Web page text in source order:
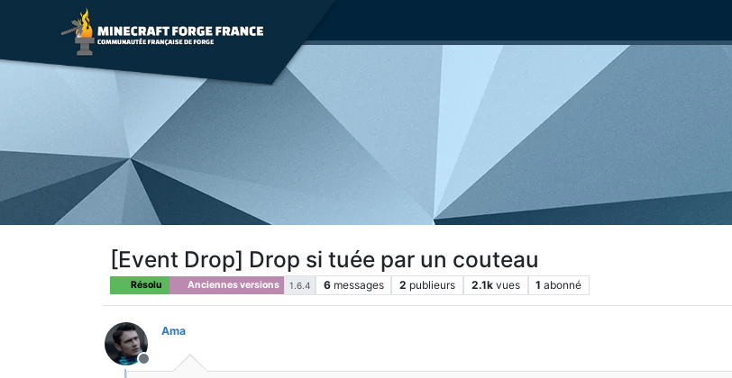
[Event Drop] Drop si tuée par un couteau
Résolu Anciennes versions 1.6.4 6 messages 2 publieurs 2.1k vues 1 abonné
Hors-ligne
Ama